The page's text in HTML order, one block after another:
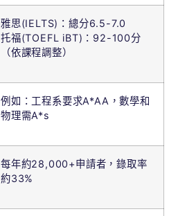
雅思(IELTS)：總分6.5-7.0
托福(TOEFL iBT)：92-100分
（依課程調整）
例如：工程系要求A*AA，數學和
物理需A*s
每年約28,000+申請者，錄取率
約33%